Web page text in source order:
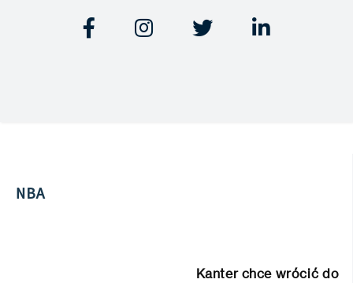
   
NBA
Kanter chce wrócić do